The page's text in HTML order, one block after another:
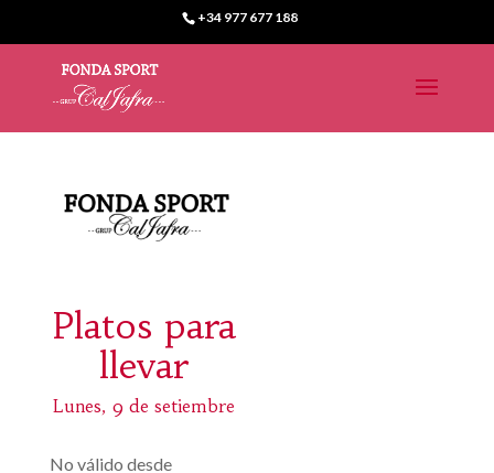
+34 977 677 188
Platos para
llevar
Lunes, 9 de setiembre
No válido desde